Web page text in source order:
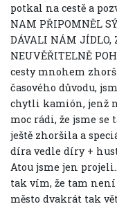
potkal na cestě a
NAM PŘIPOMNĚL
DÁVALI NÁM JÍDLO,
NEUVĚŘITELNĚ
cesty mnohem
časového důvodu,
chytli kamión, jenž
moc rádi, že jsme
ještě zhoršila a
díra vedle díry +
Atou jsme jen
tak vím, že tam
město dvakrát tak